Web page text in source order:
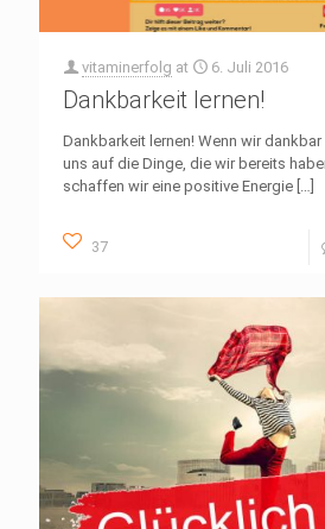
vitaminerfolg at 6. Juli 2016
Dankbarkeit lernen!
Dankbarkeit lernen! Wenn wir
uns auf die Dinge, die wir bereits
schaffen wir eine positive Energie […]
37